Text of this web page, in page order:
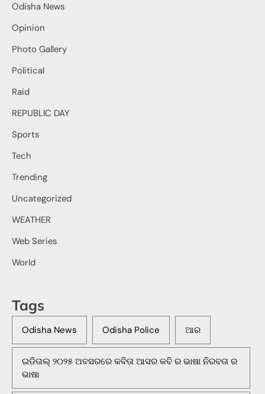
Odisha News
Opinion
Photo Gallery
Political
Raid
REPUBLIC DAY
Sports
Tech
Trending
Uncategorized
WEATHER
Web Series
World
Tags
Odisha News Odisha Police ଆର
ଇଡିତାଲ୍ ୨୦୨୫ ଅବସରରେ କବିତା ଆସର କବି ର ଭାଷା ନିରବତା ର
ଭାଷା